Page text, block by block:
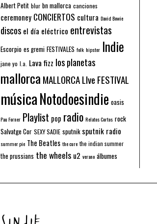
Albert Petit blur bn mallorca canciones
ceremoney CONCIERTOS cultura David Bowie
discos el día eléctrico entrevistas
Escorpio es gremi FESTIVALES folk hipster Indie
jane yo l.a. Lava fizz los planetas
mallorca MALLORCA LIve FESTIVAL
músicaNotodoesindie oasis
Pau Forner Playlist pop radio Relatos Cortos rock
Salvatge Cor SEXY SADIE sputnik sputnik radio
summer pie The Beatles the cure the indian summer
the prussians the wheels u2 verano álbumes